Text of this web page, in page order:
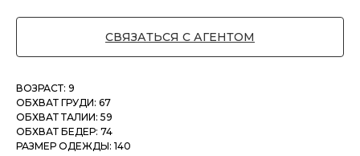
СВЯЗАТЬСЯ С АГЕНТОМ
ВОЗРАСТ: 9
ОБХВАТ ГРУДИ: 67
ОБХВАТ ТАЛИИ: 59
ОБХВАТ БЕДЕР: 74
РАЗМЕР ОДЕЖДЫ: 140